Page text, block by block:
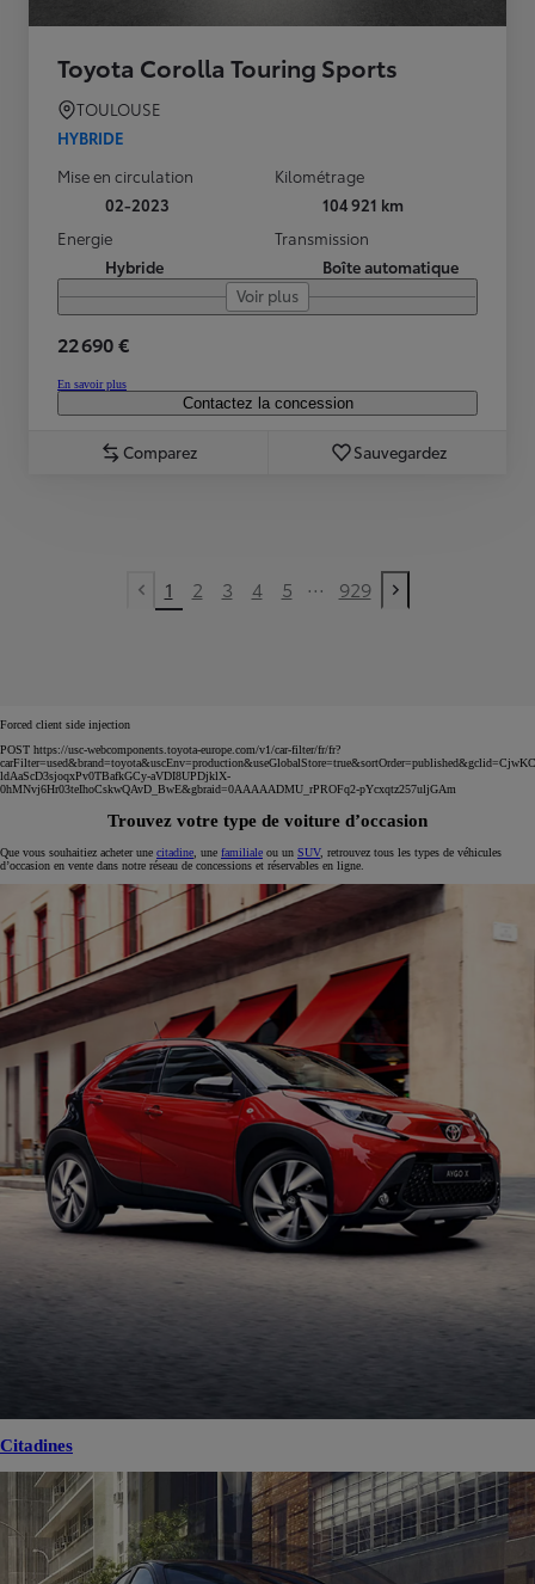
Toyota Corolla Touring Sports
TOULOUSE
HYBRIDE
Mise en circulation
02-2023
Kilométrage
104 921 km
Energie
Hybride
Transmission
Boîte automatique
Voir plus
22 690 €
En savoir plus
Contactez la concession
Comparez Sauvegardez
Previous page
1 2 3 4 5 ... 929
Next page
Forced client side injection
POST https://usc-webcomponents.toyota-europe.com/v1/car-filter/fr/fr?
ldAaScD3sjoqxPv0TBafkGCy-aVDI8UPDjklX-
0hMNvj6Hr03teIhoCskwQAvD_BwE&gbraid=0AAAAADMU_rPROFq2-pYcxqtz257uljGAm
Trouvez votre type de voiture d’occasion
Que vous souhaitiez acheter une citadine , une familiale ou un SUV, retrouvez tous les types de véhicules
d’occasion en vente dans notre réseau de concessions et réservables en ligne.
Citadines